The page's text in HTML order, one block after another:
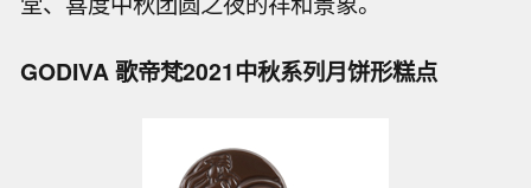
GODIVA 歌帝梵2021中秋系列月饼形糕点